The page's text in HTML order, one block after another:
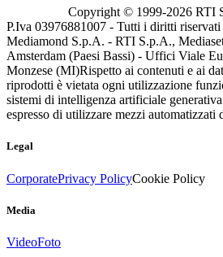
Copyright © 1999-2026 RTI
P.Iva 03976881007 - Tutti i diritti
Mediamond S.p.A. - RTI S.p.A.,
Amsterdam (Paesi Bassi) - Uffici Viale
Monzese (MI)Rispetto ai contenuti e ai
riprodotti è vietata ogni utilizzazione
sistemi di intelligenza artificiale
espresso di utilizzare mezzi automatizzati
Legal
CorporatePrivacy PolicyCookie Policy
Media
VideoFoto